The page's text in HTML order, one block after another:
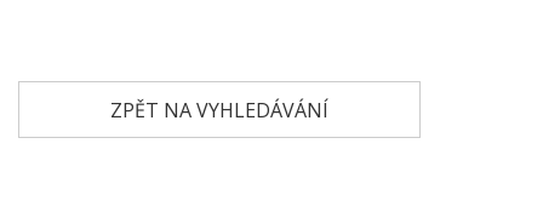
ZPĚT NA VYHLEDÁVÁNÍ